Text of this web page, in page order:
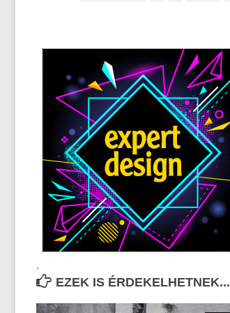
.
EZEK IS ÉRDEKELHETNEK...